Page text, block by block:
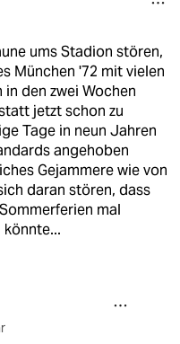
ums Stadion stören,
München '72 mit vielen
den zwei Wochen
jetzt schon zu
Tage in neun Jahren
angehoben
Gejammere wie von
daran stören, dass
mal